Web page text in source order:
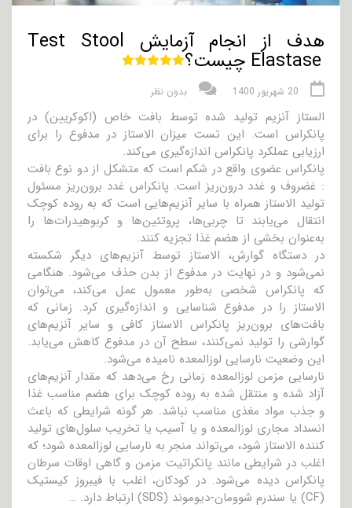
هدف از انجام آزمایش Test Stool
Elastase چیست؟
20 شهریور 1400 بدون نظر
الستاز آنزیم تولید شده توسط بافت خاص (اکوکریین) در
پانکراس است. این تست میزان الاستاز در مدفوع را برای
ارزیابی عملکرد پانکراس اندازه‌گیری می‌کند.
پانکراس عضوی واقع در شکم است که متشکل از دو نوع بافت
: غضروف و غدد درون‌ریز است. پانکراس غدد برون‌ریز مسئول
تولید الاستاز همراه با سایر آنزیم‌هایی است که به روده کوچک
انتقال می‌یابند تا چربی‌ها، پروتئین‌ها و کربوهیدرات‌ها را
به‌عنوان بخشی از هضم غذا تجزیه کنند.
در دستگاه گوارش، الاستاز توسط آنزیم‌های دیگر شکسته
نمی‌شود و در نهایت در مدفوع از بدن حذف می‌شود. هنگامی
که پانکراس شخصی به‌طور معمول عمل می‌کند، می‌توان
الاستاز را در مدفوع شناسایی و اندازه‌گیری کرد. زمانی که
بافت‌های برون‌ریز پانکراس الاستاز کافی و سایر آنزیم‌های
گوارشی را تولید نمی‌کنند، سطح آن در مدفوع کاهش می‌یابد.
این وضعیت نارسایی لوزالمعده نامیده می‌شود.
نارسایی مزمن لوزالمعده زمانی رخ می‌دهد که مقدار آنزیم‌های
آزاد شده و منتقل شده به روده کوچک برای هضم مناسب غذا
و جذب مواد مغذی مناسب نباشد. هر گونه شرایطی که باعث
انسداد مجاری لوزالمعده و یا آسیب یا تخریب سلول‌های تولید
کننده الاستاز شود، می‌تواند منجر به نارسایی لوزالمعده شود؛ که
اغلب در شرایطی مانند پانکراتیت مزمن و گاهی اوقات سرطان
پانکراس دیده می‌شود. در کودکان، اغلب با فیبروز کیستیک
(CF) یا سندرم شوومان-دیوموند (SDS) ارتباط دارد. …